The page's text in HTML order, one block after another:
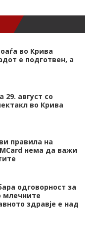
во Крива
е подготвен, а
29. август со
во Крива
правила на
нема да важи
одговорност за
млечните
здравје е над